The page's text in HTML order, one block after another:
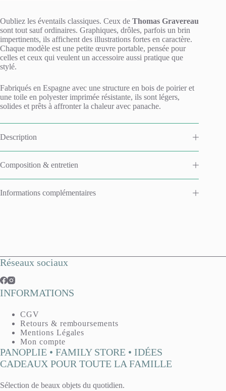
Oubliez les éventails classiques. Ceux de Thomas Gravereau
sont tout sauf ordinaires. Graphiques, drôles, parfois un brin
impertinents, ils affichent des illustrations fortes en caractère.
Chaque modèle est une petite œuvre portable, pensée pour
celles et ceux qui veulent un accessoire aussi pratique que
stylé.
Fabriqués en Espagne avec une structure en bois de poirier et
une toile en polyester imprimée résistante, ils sont légers,
solides et prêts à affronter la chaleur avec panache.
Description
Composition & entretien
Informations complémentaires
Réseaux sociaux
INFORMATIONS
CGV
Retours & remboursements
Mentions Légales
Mon compte
PANOPLIE • FAMILY STORE • IDÉES
CADEAUX POUR TOUTE LA FAMILLE
Sélection de beaux objets du quotidien.